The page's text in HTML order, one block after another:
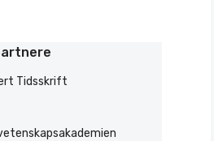
Tidsskrift